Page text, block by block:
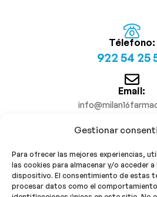
Gestionar
Para ofrecer las mejores experiencias,
las cookies para almacenar y/o acceder
dispositivo. El consentimiento de estas
procesar datos como el comportamiento
Télefono:
922 54 25
Email:
¡Síguenos!